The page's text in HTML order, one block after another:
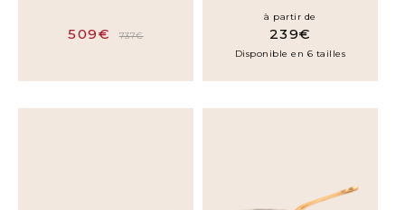
509€ 737€
à partir de
239€
Disponible en 6 tailles